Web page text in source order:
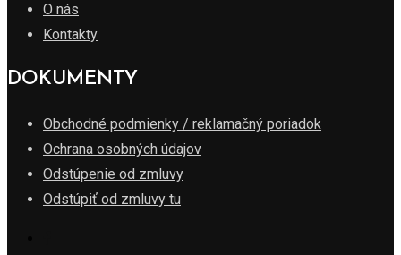
O nás
Kontakty
DOKUMENTY
Obchodné podmienky / reklamačný poriadok
Ochrana osobných údajov
Odstúpenie od zmluvy
Odstúpiť od zmluvy tu